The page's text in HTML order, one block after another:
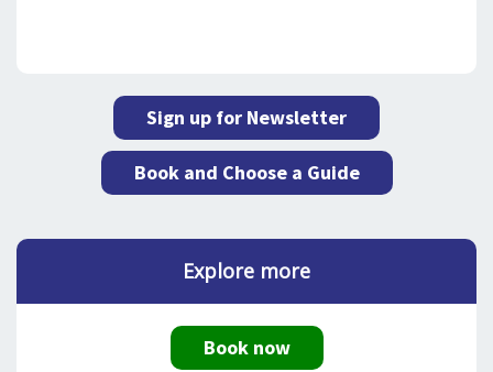
Sign up for Newsletter
Book and Choose a Guide
Explore more
Book now